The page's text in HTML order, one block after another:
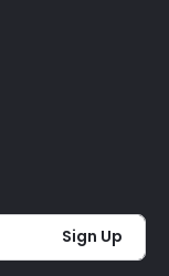
Sign Up